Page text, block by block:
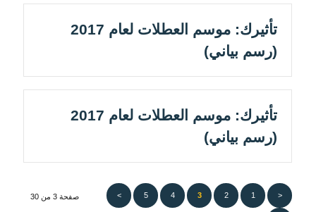
تأثيرك: موسم العطلات لعام 2017
(رسم بياني)
تأثيرك: موسم العطلات لعام 2017
(رسم بياني)
صفحة 3 من 30 <
1
2
3
4
5
>